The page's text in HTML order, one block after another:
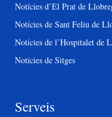
Notícies d’El Prat de
Notícies de Sant Feliu de
Notícies de l’Hospitalet de
Notícies de Sitges
Serveis